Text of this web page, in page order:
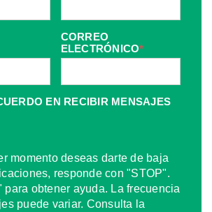
CORREO
ELECTRÓNICO*
EN RECIBIR MENSAJES
momento deseas darte de baja
responde con "STOP".
para obtener ayuda. La frecuencia
puede variar. Consulta la